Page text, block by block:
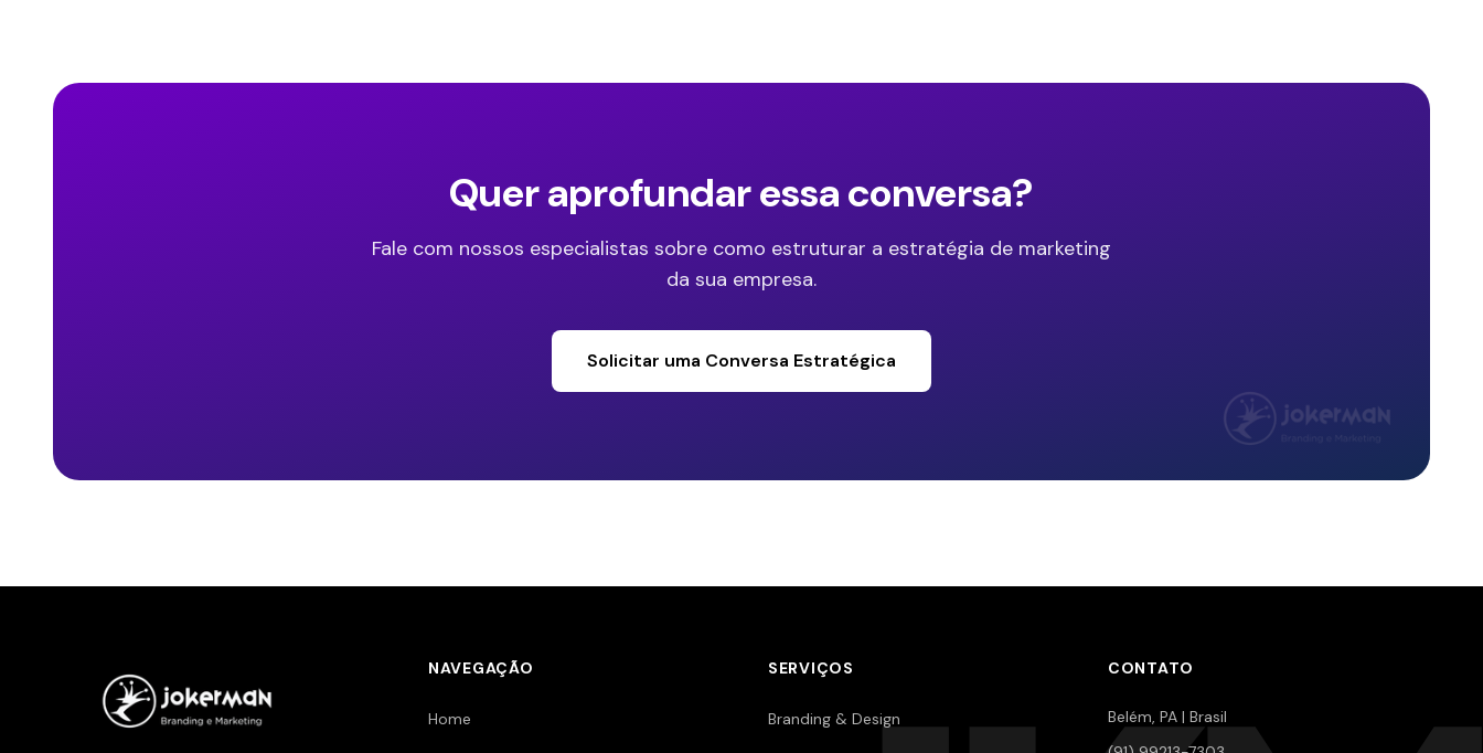
Quer aprofundar essa conversa?
Fale com nossos especialistas sobre como estruturar a estratégia de marketing
da sua empresa.
Solicitar uma Conversa Estratégica
NAVEGAÇÃO
Home
SERVIÇOS
Branding & Design
CONTATO
Belém, PA | Brasil